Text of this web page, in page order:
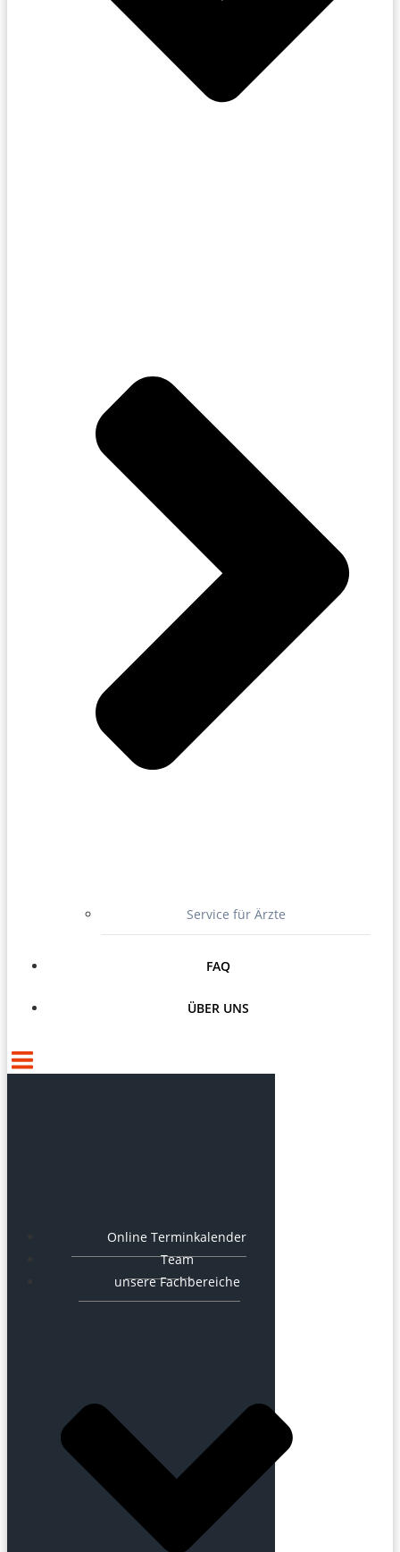
Service für Ärzte
FAQ
ÜBER UNS
Online Terminkalender
Team
unsere Fachbereiche